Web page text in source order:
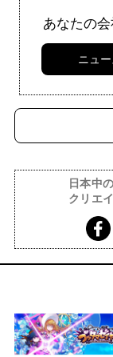
あなたの
ニュ
日本中
クリエ